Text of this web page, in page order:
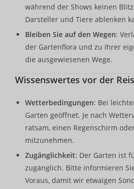
während der Shows keinen
Darsteller und Tiere ablenken
Bleiben Sie auf den Wegen:
der Gartenflora und zu Ihrer
die ausgewiesenen Wege.
Wissenswertes vor der
Wetterbedingungen: Bei
Garten geöffnet. Je nach
ratsam, einen Regenschirm
mitzunehmen.
Zugänglichkeit: Der Garten ist
zugänglich. Bitte informieren
Voraus, damit wir etwaigen